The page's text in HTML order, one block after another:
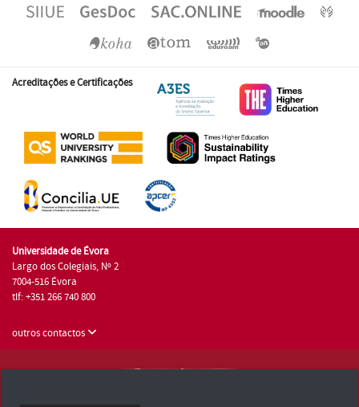
Acreditações e Certificações
Universidade de Évora
Largo dos Colegiais, Nº 2
7004-516 Évora
tlf: +351 266 740 800
outros contactos